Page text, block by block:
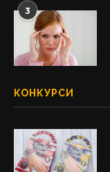
3
КОНКУРСИ